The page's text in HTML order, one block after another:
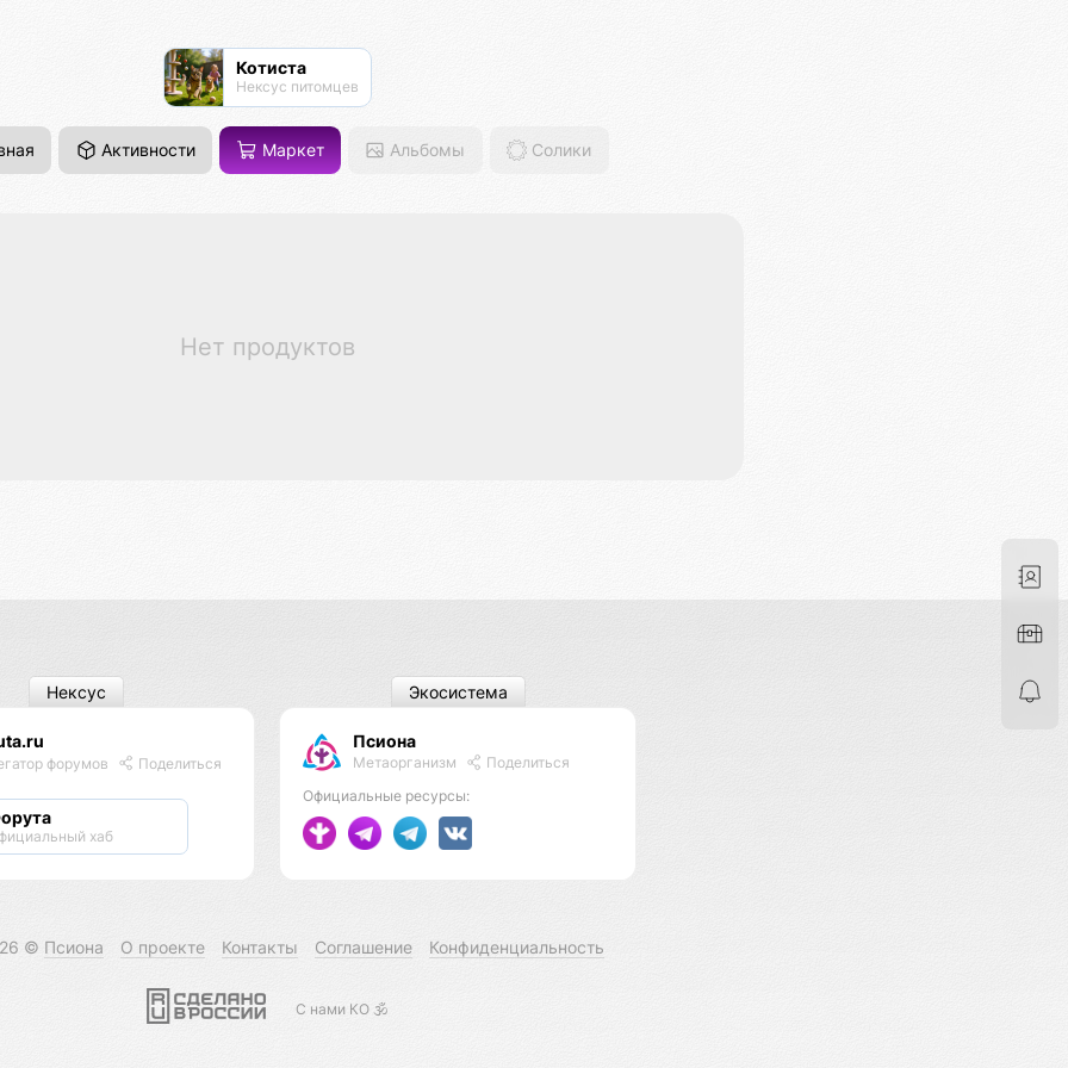
Котиста
Нексус питомцев
Активности Маркет Альбомы Солики
Нет продуктов
форумов Поделиться
хаб
Нексус
Псиона
Метаорганизм
Поделиться
Официальные ресурсы:
Экосистема
© Псиона О проекте Контакты Соглашение Конфиденциальность
С нами КО 🕉️